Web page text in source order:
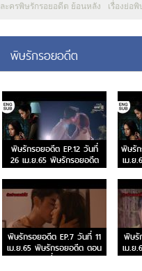
ละครพิษรักรอยอดีต ย้อนหลัง เรื่องย่อ
พิษรักรอยอดีต
พิษรักรอยอดีต EP.12 วันที่
26 เม.ย.65 พิษรักรอยอดีต
ตอนจบ
พิษรัก
เม.ย
พิษรักรอยอดีต EP.7 วันที่ 11
เม.ย.65 พิษรักรอยอดีต ตอน
ที่ 7
พิษรั
เม.ย